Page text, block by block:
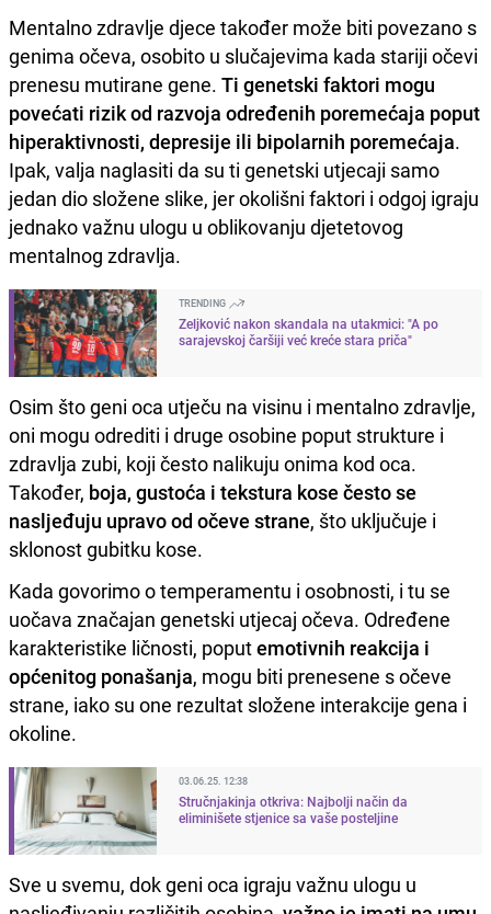
Mentalno zdravlje djece također može biti povezano s
genima očeva, osobito u slučajevima kada stariji očevi
prenesu mutirane gene. Ti genetski faktori mogu
povećati rizik od razvoja određenih poremećaja poput
hiperaktivnosti, depresije ili bipolarnih poremećaja.
Ipak, valja naglasiti da su ti genetski utjecaji samo
jedan dio složene slike, jer okolišni faktori i odgoj igraju
jednako važnu ulogu u oblikovanju djetetovog
mentalnog zdravlja.
TRENDING
Zeljković nakon skandala na utakmici: "A po
sarajevskoj čaršiji već kreće stara priča"
Osim što geni oca utječu na visinu i mentalno zdravlje,
oni mogu odrediti i druge osobine poput strukture i
zdravlja zubi, koji često nalikuju onima kod oca.
Također, boja, gustoća i tekstura kose često se
nasljeđuju upravo od očeve strane, što uključuje i
sklonost gubitku kose.
Kada govorimo o temperamentu i osobnosti, i tu se
uočava značajan genetski utjecaj očeva. Određene
karakteristike ličnosti, poputemotivnih reakcija i
općenitog ponašanja, mogu biti prenesene s očeve
strane, iako su one rezultat složene interakcije gena i
okoline.
03.06.25. 12:38
Stručnjakinja otkriva: Najbolji način da
eliminišete stjenice sa vaše posteljine
Sve u svemu, dok geni oca igraju važnu ulogu u